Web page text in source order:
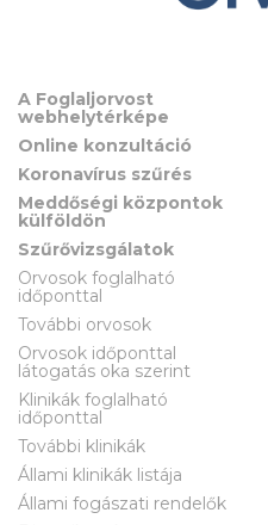
A Foglaljorvost
webhelytérképe
Online konzultáció
Koronavírus szűrés
Meddőségi központok
külföldön
Szűrővizsgálatok
Orvosok foglalható
időponttal
További orvosok
Orvosok időponttal
látogatás oka szerint
Klinikák foglalható
időponttal
További klinikák
Állami klinikák listája
Állami fogászati rendelők